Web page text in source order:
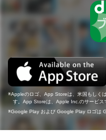
Appleのロゴ、App Storeは、米国もしく
す。App Storeは、Apple Inc.のサービス
Google Play および Google Play ロゴは